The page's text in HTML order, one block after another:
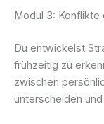
Modul 3:
Du entwickelst
frühzeitig zu
zwischen
unterscheiden